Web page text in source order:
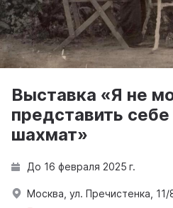
Выставка «Я не
представить
шахмат»
До 16 февраля 2025 г.
Москва, ул. Пречистенка, 11/